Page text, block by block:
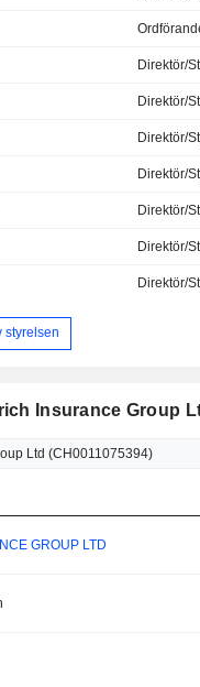
Direktör/
Direktör/
Direktör/
Direktör/
Direktör/
Direktör/
Direktör/
styrelsen
Insurance Group
GROUP LTD